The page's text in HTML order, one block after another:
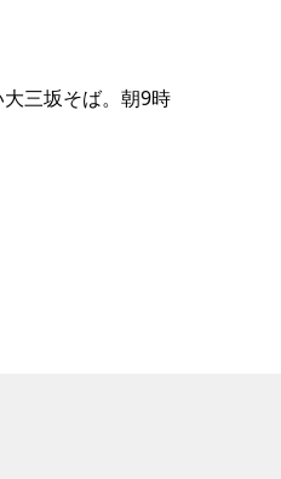
三坂そば。朝9時